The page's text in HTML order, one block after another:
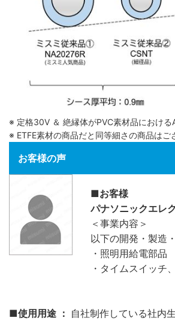
※ 定格30V ＆ 絶縁体がPVC素材品における
※ ETFE素材の商品だと同等細さの商品はご
お客様の声
■お客様
パナソニックエレ
＜事業内容＞
以下の開発・製造
・照明用給電部品
・タイムスイッチ
■使用用途 ： 自社制作している社内